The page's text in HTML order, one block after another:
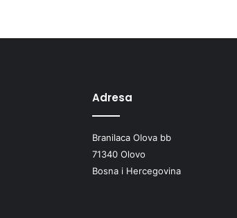
Adresa
Branilaca Olova bb
71340 Olovo
Bosna i Hercegovina